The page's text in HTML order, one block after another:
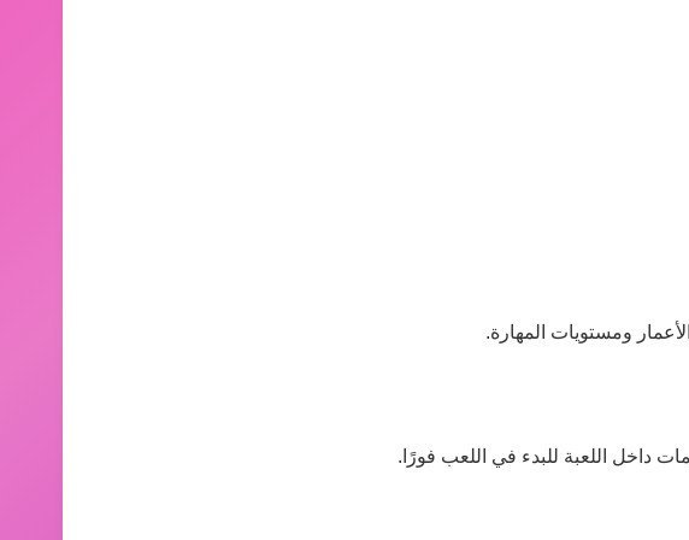
ومستويات المهارة.
داخل اللعبة للبدء في اللعب فورًا.